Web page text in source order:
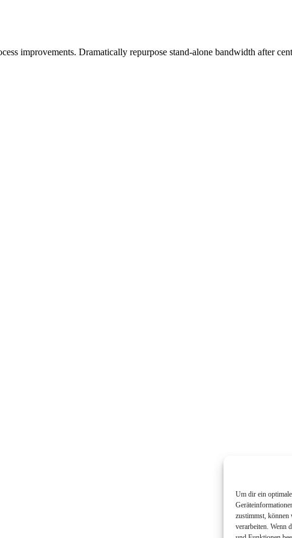
Um dir ein
zustimmst, können
verarbeiten. Wenn
improvements. Dramatically repurpose stand-alone bandwidth after